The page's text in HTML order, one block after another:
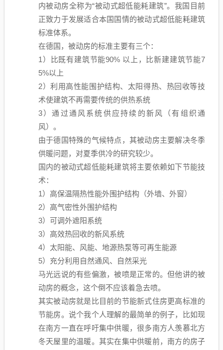
内被动房全称为“被动式超低能耗建筑”。我国目前
正致力于发展适合本国国情的被动式超低能耗建筑
标准体系。
在德国，被动房的标准主要有三个：
1）比既有建筑节能90% 以上，比新建建筑节能7
5%以上
2）利用高性能围护结构、太阳得热、热回收等技
术使建筑不再需要传统的供热系统
3）通过通风系统供应持续的新风（有组织通
风）。
由于德国特殊的气候特点，其被动房主要解决冬季
供暖问题，对夏季供冷的研究较少。
国内的被动式超低能耗建筑将主要依赖如下节能技
术：
1）高保温隔热性能外围护结构（外墙、外窗）
2）高气密性外围护结构
3）可调外遮阳系统
3）高效热回收的新风系统
4）太阳能、风能、地源热泵等可再生能源
5）充分利用自然通风、自然采光
马光远说的有些偏激，被喷是正常的。但他讲的被
动房的概念，这个倒不应该着急去喷。
其实被动房就是比目前的节能新式住房更高标准的
节能房。说个我个人理解的最简单的例子，比如现
在南方一直在呼吁集中供暖，很多南方人羡慕北方
冬天屋里的温暖。其实在集中供暖前，南方的房子